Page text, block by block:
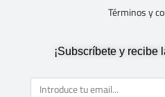
Términos y
¡Subscríbete y recibe